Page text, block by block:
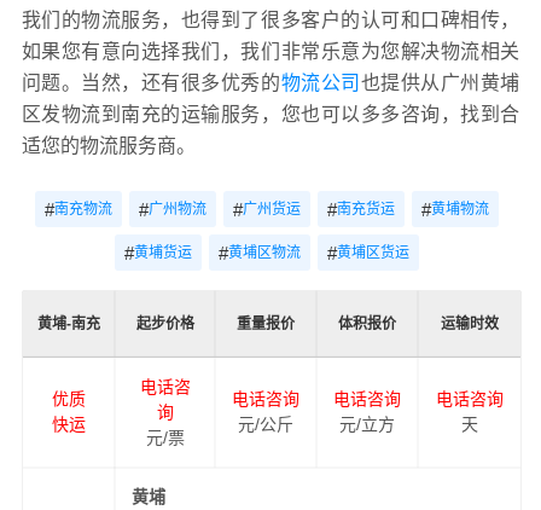
我们的物流服务，也得到了很多客户的认可和口碑相传，
如果您有意向选择我们，我们非常乐意为您解决物流相关
问题。当然，还有很多优秀的物流公司 也提供从广州黄埔
区发物流到南充的运输服务，您也可以多多咨询，找到合
适您的物流服务商。
#南充物流 #广州物流 #广州货运 #南充货运 #黄埔物流
#黄埔货运 #黄埔区物流 #黄埔区货运
黄埔-南充 起步价格 重量报价 体积报价 运输时效
优质
快运
电话咨
询
元/票
电话咨询
元/公斤
电话咨询
元/立方
电话咨询
天
黄埔